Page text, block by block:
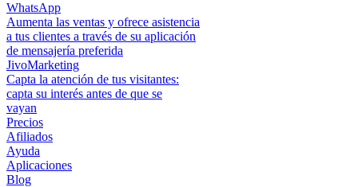
WhatsApp
Aumenta las ventas y ofrece asistencia
a tus clientes a través de su aplicación
de mensajería preferida
JivoMarketing
Capta la atención de tus visitantes:
capta su interés antes de que se
vayan
Precios
Afiliados
Ayuda
Aplicaciones
Blog